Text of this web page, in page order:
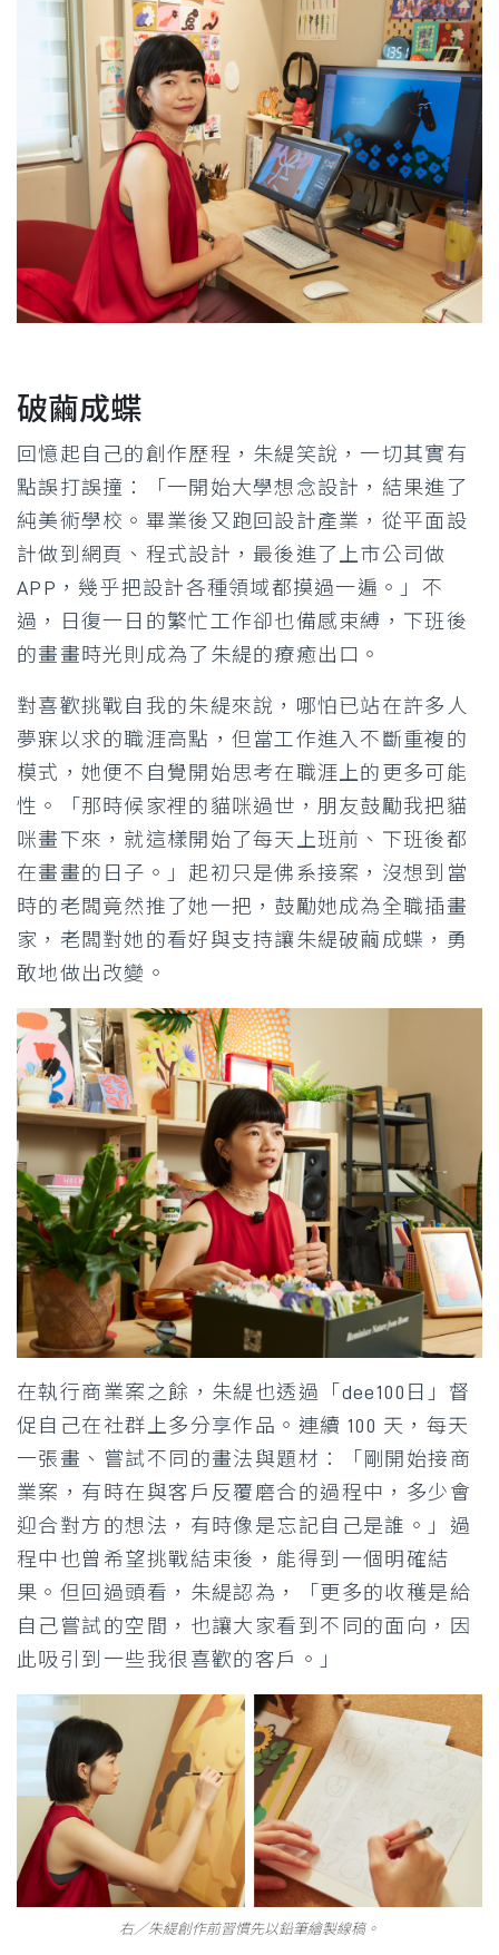
破繭成蝶
回憶起自己的創作歷程，朱緹笑說，一切其實有
點誤打誤撞：「一開始大學想念設計，結果進了
純美術學校。畢業後又跑回設計產業，從平面設
計做到網頁、程式設計，最後進了上市公司做
APP，幾乎把設計各種領域都摸過一遍。」不
過，日復一日的繁忙工作卻也備感束縛，下班後
的畫畫時光則成為了朱緹的療癒出口。
對喜歡挑戰自我的朱緹來說，哪怕已站在許多人
夢寐以求的職涯高點，但當工作進入不斷重複的
模式，她便不自覺開始思考在職涯上的更多可能
性。「那時候家裡的貓咪過世，朋友鼓勵我把貓
咪畫下來，就這樣開始了每天上班前、下班後都
在畫畫的日子。」起初只是佛系接案，沒想到當
時的老闆竟然推了她一把，鼓勵她成為全職插畫
家，老闆對她的看好與支持讓朱緹破繭成蝶，勇
敢地做出改變。
在執行商業案之餘，朱緹也透過「dee100日」督
促自己在社群上多分享作品。連續 100 天，每天
一張畫、嘗試不同的畫法與題材：「剛開始接商
業案，有時在與客戶反覆磨合的過程中，多少會
迎合對方的想法，有時像是忘記自己是誰。」過
程中也曾希望挑戰結束後，能得到一個明確結
果。但回過頭看，朱緹認為，「更多的收穫是給
自己嘗試的空間，也讓大家看到不同的面向，因
此吸引到一些我很喜歡的客戶。」
右／朱緹創作前習慣先以鉛筆繪製線稿。